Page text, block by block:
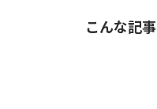
こんな記